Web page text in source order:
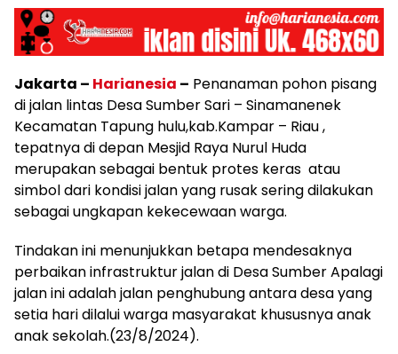
Jakarta – Harianesia – Penanaman pohon pisang
di jalan lintas Desa Sumber Sari – Sinamanenek
Kecamatan Tapung hulu,kab.Kampar – Riau ,
tepatnya di depan Mesjid Raya Nurul Huda
merupakan sebagai bentuk protes keras atau
simbol dari kondisi jalan yang rusak sering dilakukan
sebagai ungkapan kekecewaan warga.
Tindakan ini menunjukkan betapa mendesaknya
perbaikan infrastruktur jalan di Desa Sumber Apalagi
jalan ini adalah jalan penghubung antara desa yang
setia hari dilalui warga masyarakat khususnya anak
anak sekolah.(23/8/2024).